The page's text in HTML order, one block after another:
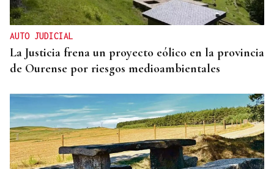
AUTO JUDICIAL
La Justicia frena un proyecto eólico en la provincia
de Ourense por riesgos medioambientales